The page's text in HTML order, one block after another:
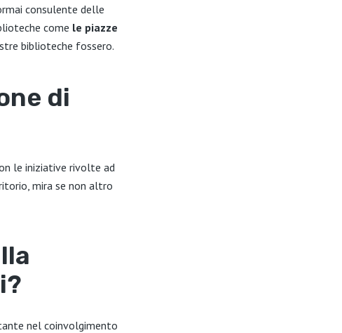
consulente delle
come le piazze
biblioteche fossero.
di
le iniziative rivolte ad
mira se non altro
nel coinvolgimento